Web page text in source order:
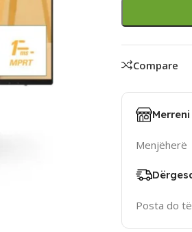
Compare
Menjëherë
Posta do